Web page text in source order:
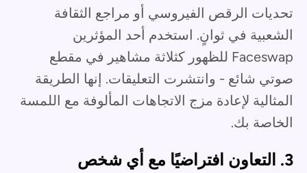
تحديات الرقص الفيروسي أو مراجع الثقافة
الشعبية في ثوانٍ. استخدم أحد المؤثرين
Faceswap للظهور كثلاثة مشاهير في مقطع
صوتي شائع - وانتشرت التعليقات. إنها الطريقة
المثالية لإعادة مزج الاتجاهات المألوفة مع اللمسة
الخاصة بك.
3. التعاون افتراضيًا مع أي شخص